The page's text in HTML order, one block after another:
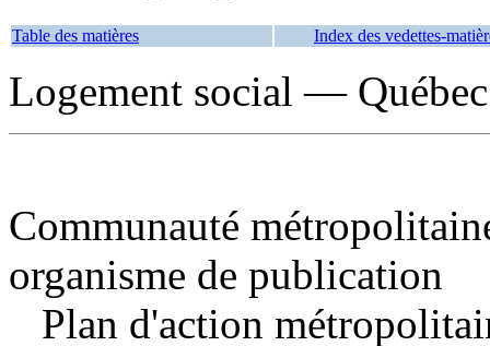
Table des matières Index des vedettes-
Logement social —
Communauté
organisme de publication
Plan d'action